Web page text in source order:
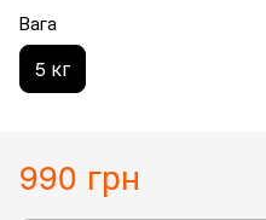
Вага
5 кг
990 грн